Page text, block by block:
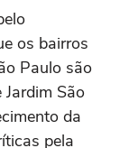
os bairros
Paulo são
São
da
pela